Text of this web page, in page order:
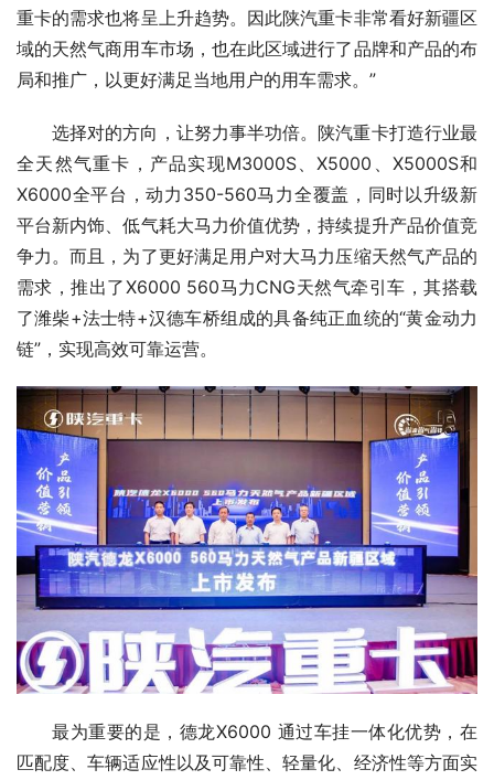
重卡的需求也将呈上升趋势。因此陕汽重卡非常看好新疆区
域的天然气商用车市场，也在此区域进行了品牌和产品的布
局和推广，以更好满足当地用户的用车需求。”
选择对的方向，让努力事半功倍。陕汽重卡打造行业最
全天然气重卡，产品实现M3000S、X5000、X5000S和
X6000全平台，动力350-560马力全覆盖，同时以升级新
平台新内饰、低气耗大马力价值优势，持续提升产品价值竞
争力。而且，为了更好满足用户对大马力压缩天然气产品的
需求，推出了X6000 560马力CNG天然气牵引车，其搭载
了潍柴+法士特+汉德车桥组成的具备纯正血统的“黄金动力
链”，实现高效可靠运营。
最为重要的是，德龙X6000 通过车挂一体化优势，在
匹配度、车辆适应性以及可靠性、轻量化、经济性等方面实